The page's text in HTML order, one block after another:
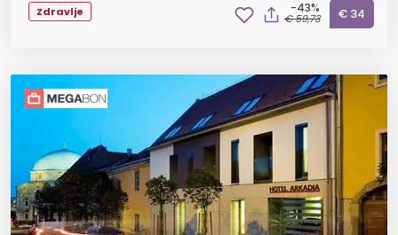
Zdravlje -43%
€ 59,73 € 34